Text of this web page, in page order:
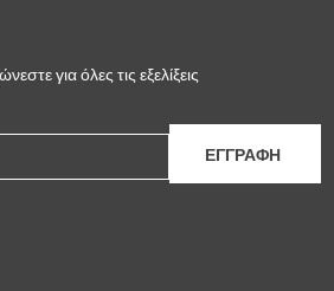
για όλες τις εξελίξεις